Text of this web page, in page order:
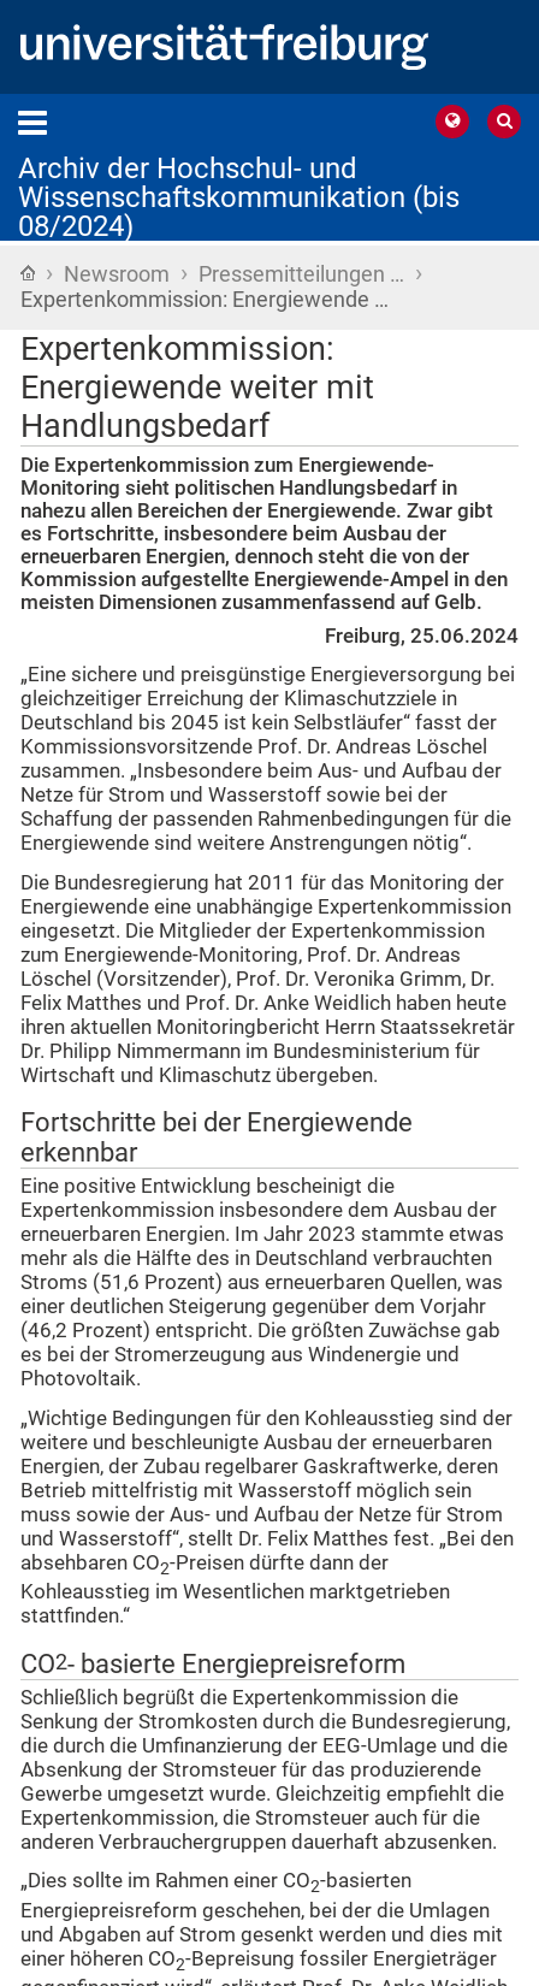
Archiv der Hochschul- und
Wissenschaftskommunikation (bis
08/2024)
Startseite
› Newsroom › Pressemitteilungen … ›
Expertenkommission: Energiewende …
Expertenkommission:
Energiewende weiter mit
Handlungsbedarf
Die Expertenkommission zum Energiewende-
Monitoring sieht politischen Handlungsbedarf in
nahezu allen Bereichen der Energiewende. Zwar gibt
es Fortschritte, insbesondere beim Ausbau der
erneuerbaren Energien, dennoch steht die von der
Kommission aufgestellte Energiewende-Ampel in den
meisten Dimensionen zusammenfassend auf Gelb.
Freiburg, 25.06.2024
„Eine sichere und preisgünstige Energieversorgung bei
gleichzeitiger Erreichung der Klimaschutzziele in
Deutschland bis 2045 ist kein Selbstläufer“ fasst der
Kommissionsvorsitzende Prof. Dr. Andreas Löschel
zusammen. „Insbesondere beim Aus- und Aufbau der
Netze für Strom und Wasserstoff sowie bei der
Schaffung der passenden Rahmenbedingungen für die
Energiewende sind weitere Anstrengungen nötig“.
Die Bundesregierung hat 2011 für das Monitoring der
Energiewende eine unabhängige Expertenkommission
eingesetzt. Die Mitglieder der Expertenkommission
zum Energiewende-Monitoring, Prof. Dr. Andreas
Löschel (Vorsitzender), Prof. Dr. Veronika Grimm, Dr.
Felix Matthes und Prof. Dr. Anke Weidlich haben heute
ihren aktuellen Monitoringbericht Herrn Staatssekretär
Dr. Philipp Nimmermann im Bundesministerium für
Wirtschaft und Klimaschutz übergeben.
Fortschritte bei der Energiewende
erkennbar
Eine positive Entwicklung bescheinigt die
Expertenkommission insbesondere dem Ausbau der
erneuerbaren Energien. Im Jahr 2023 stammte etwas
mehr als die Hälfte des in Deutschland verbrauchten
Stroms (51,6 Prozent) aus erneuerbaren Quellen, was
einer deutlichen Steigerung gegenüber dem Vorjahr
(46,2 Prozent) entspricht. Die größten Zuwächse gab
es bei der Stromerzeugung aus Windenergie und
Photovoltaik.
„Wichtige Bedingungen für den Kohleausstieg sind der
weitere und beschleunigte Ausbau der erneuerbaren
Energien, der Zubau regelbarer Gaskraftwerke, deren
Betrieb mittelfristig mit Wasserstoff möglich sein
muss sowie der Aus- und Aufbau der Netze für Strom
und Wasserstoff“, stellt Dr. Felix Matthes fest. „Bei den
absehbaren CO2-Preisen dürfte dann der
Kohleausstieg im Wesentlichen marktgetrieben
stattfinden.“
CO2- basierte Energiepreisreform
Schließlich begrüßt die Expertenkommission die
Senkung der Stromkosten durch die Bundesregierung,
die durch die Umfinanzierung der EEG-Umlage und die
Absenkung der Stromsteuer für das produzierende
Gewerbe umgesetzt wurde. Gleichzeitig empfiehlt die
Expertenkommission, die Stromsteuer auch für die
anderen Verbrauchergruppen dauerhaft abzusenken.
„Dies sollte im Rahmen einer CO2-basierten
Energiepreisreform geschehen, bei der die Umlagen
und Abgaben auf Strom gesenkt werden und dies mit
einer höheren CO2-Bepreisung fossiler Energieträger